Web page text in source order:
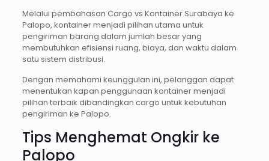
Melalui pembahasan Cargo vs Kontainer Surabaya ke
Palopo, kontainer menjadi pilihan utama untuk
pengiriman barang dalam jumlah besar yang
membutuhkan efisiensi ruang, biaya, dan waktu dalam
satu sistem distribusi.
Dengan memahami keunggulan ini, pelanggan dapat
menentukan kapan penggunaan kontainer menjadi
pilihan terbaik dibandingkan cargo untuk kebutuhan
pengiriman ke Palopo.
Tips Menghemat Ongkir ke
Palopo